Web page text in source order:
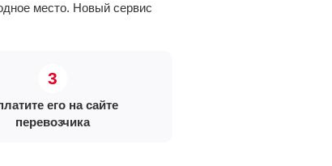
место. Новый сервис
его на сайте
перевозчика